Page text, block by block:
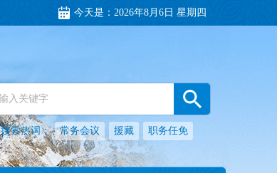
今天是： 2026年8月6日 星期四
搜索热词： 常务会议 援藏 职务任免